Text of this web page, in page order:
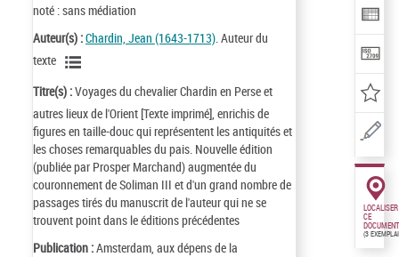
noté : sans médiation
Auteur(s) :Chardin, Jean (1643-1713) . Auteur du
texte
Titre(s) :Voyages du chevalier Chardin en Perse et
autres lieux de l'Orient [Texte imprimé], enrichis de
figures en taille-douc qui représentent les antiquités et
les choses remarquables du pais. Nouvelle édition
(publiée par Prosper Marchand) augmentée du
couronnement de Soliman III et d'un grand nombre de
passages tirés du manuscrit de l'auteur qui ne se
trouvent point dans le éditions précédentes
Publication :Amsterdam, aux dépens de la
LOCALISER
CE
DOCUMENT
(3